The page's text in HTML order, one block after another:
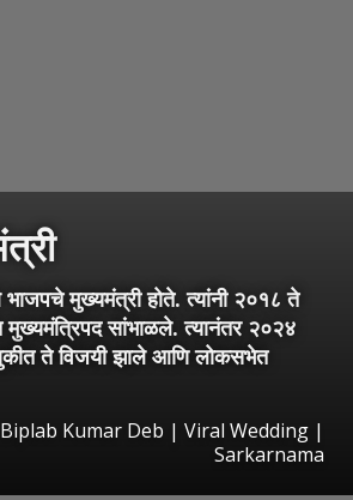
भाजपचे मुख्यमंत्री होते. त्यांनी २०१८ ते
मुख्यमंत्रिपद सांभाळले. त्यानंतर २०२४
ते विजयी झाले आणि लोकसभेत
Kumar Deb | Viral Wedding |
Sarkarnama